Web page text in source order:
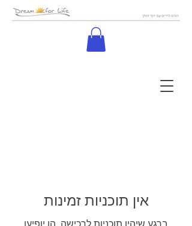
אין תוכניות זמינות
ברגע שיהיו תוכניות לרכישה, הן יופיעו